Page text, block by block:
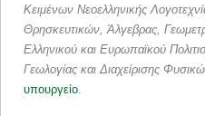
Κειμένων Νεοελληνικής
Θρησκευτικών, Άλγεβρας,
Ελληνικού και Ευρωπαϊκού
Γεωλογίας και Διαχείρισης
υπουργείο